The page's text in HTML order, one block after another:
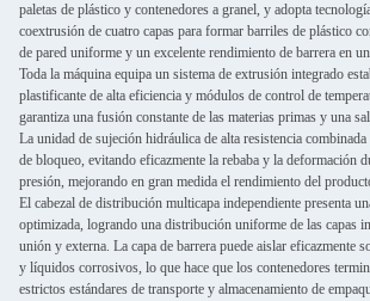
paletas de plástico y contenedores a granel, y adopta
coextrusión de cuatro capas para formar barriles de plástico
de pared uniforme y un excelente rendimiento de barrera en
Toda la máquina equipa un sistema de extrusión integrado
plastificante de alta eficiencia y módulos de control de
garantiza una fusión constante de las materias primas y una
La unidad de sujeción hidráulica de alta resistencia
de bloqueo, evitando eficazmente la rebaba y la deformación
presión, mejorando en gran medida el rendimiento del
El cabezal de distribución multicapa independiente presenta
optimizada, logrando una distribución uniforme de las capas
unión y externa. La capa de barrera puede aislar eficazmente
y líquidos corrosivos, lo que hace que los contenedores
estrictos estándares de transporte y almacenamiento de